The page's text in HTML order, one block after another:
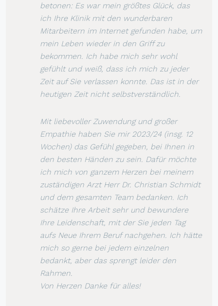
betonen: Es war mein größtes Glück, das
ich Ihre Klinik mit den wunderbaren
Mitarbeitern im Internet gefunden habe, um
mein Leben wieder in den Griff zu
bekommen. Ich habe mich sehr wohl
gefühlt und weiß, dass ich mich zu jeder
Zeit auf Sie verlassen konnte. Das ist in der
heutigen Zeit nicht selbstverständlich.
Mit liebevoller Zuwendung und großer
Empathie haben Sie mir 2023/24 (insg. 12
Wochen) das Gefühl gegeben, bei Ihnen in
den besten Händen zu sein. Dafür möchte
ich mich von ganzem Herzen bei meinem
zuständigen Arzt Herr Dr. Christian Schmidt
und dem gesamten Team bedanken. Ich
schätze Ihre Arbeit sehr und bewundere
Ihre Leidenschaft, mit der Sie jeden Tag
aufs Neue Ihrem Beruf nachgehen. Ich hätte
mich so gerne bei jedem einzelnen
bedankt, aber das sprengt leider den
Rahmen.
Von Herzen Danke für alles!